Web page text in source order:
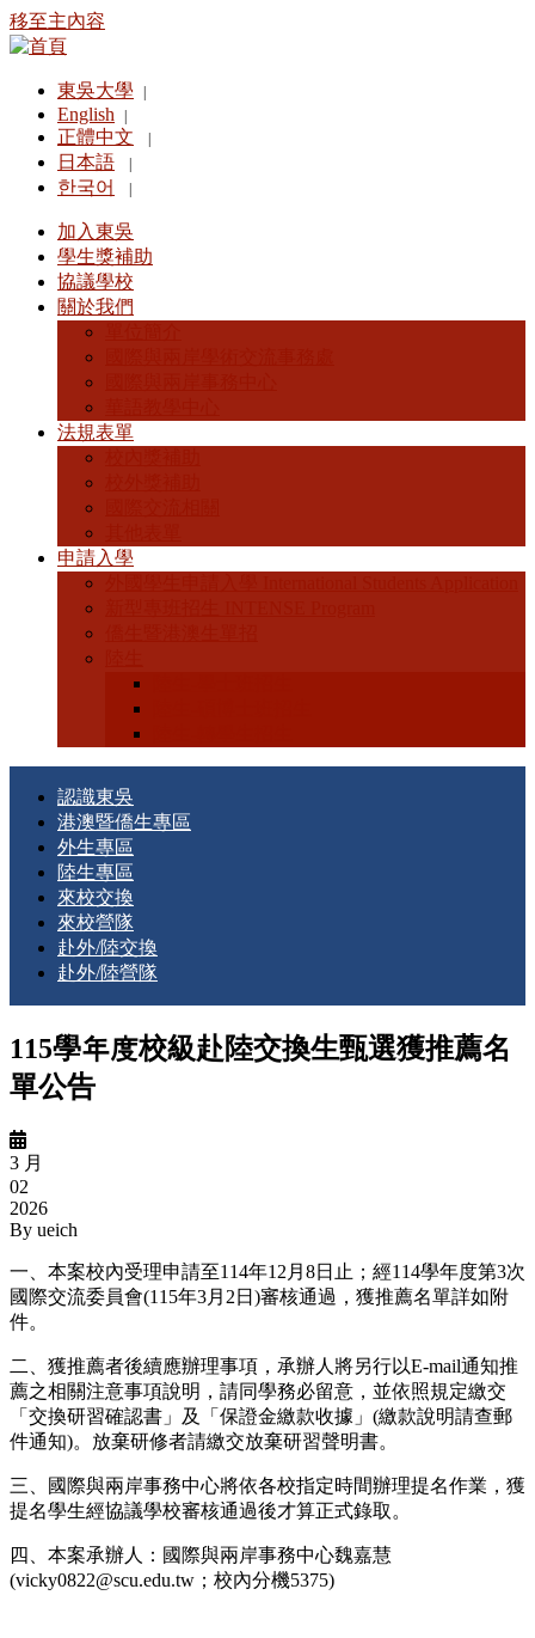
移至主內容
東吳大學
English
正體中文
日本語
한국어
加入東吳
學生獎補助
協議學校
關於我們
法規表單
申請入學
認識東吳
港澳暨僑生專區
外生專區
陸生專區
來校交換
來校營隊
赴外/陸交換
赴外/陸營隊
115學年度校級赴陸交換生甄選獲推薦名
單公告
3 月
02
2026
By ueich
一、本案校內受理申請至114年12 月 8日止；經114學年度第3次
國際交流委員會(115年3月 2 日 )審核通過，獲推薦名單詳如附
件。
二、獲推薦者後續應辦理事項，承辦人將另行以E-mail通知推
薦之相關注意事項說明，請同學務必留意，並依照規定繳交
「交換研習確認書」及「保證金繳款收據」 (繳款說明請查郵
件通知)。放棄研修者請繳交放棄研習聲明書。
三、國際與兩岸事務中心將依各校指定時間辦理提名作業，獲
提名學生經協議學校審核通過後才算正式錄取。
四、本案承辦人：國際與兩岸事務中心魏嘉慧
(vicky0822@scu.edu.tw ；校內分機5375)